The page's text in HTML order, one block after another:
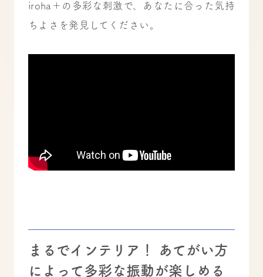
iroha＋の多彩な刺激で、あなたに合った気持
ちよさを発見してください。
まるでインテリア！ あてがい方
によって多彩な振動が楽しめる